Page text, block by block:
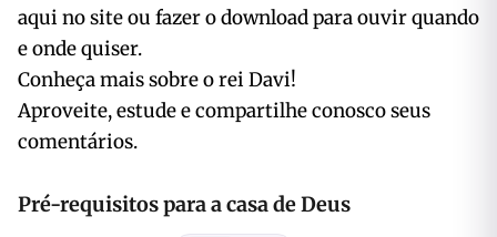
aqui no site ou fazer o download para ouvir quando
e onde quiser.
Conheça mais sobre o rei Davi!
Aproveite, estude e compartilhe conosco seus
comentários.
Pré-requisitos para a casa de Deus